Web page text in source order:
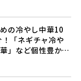
の冷やし中華10
「ネギチャ冷や
」など個性豊かな